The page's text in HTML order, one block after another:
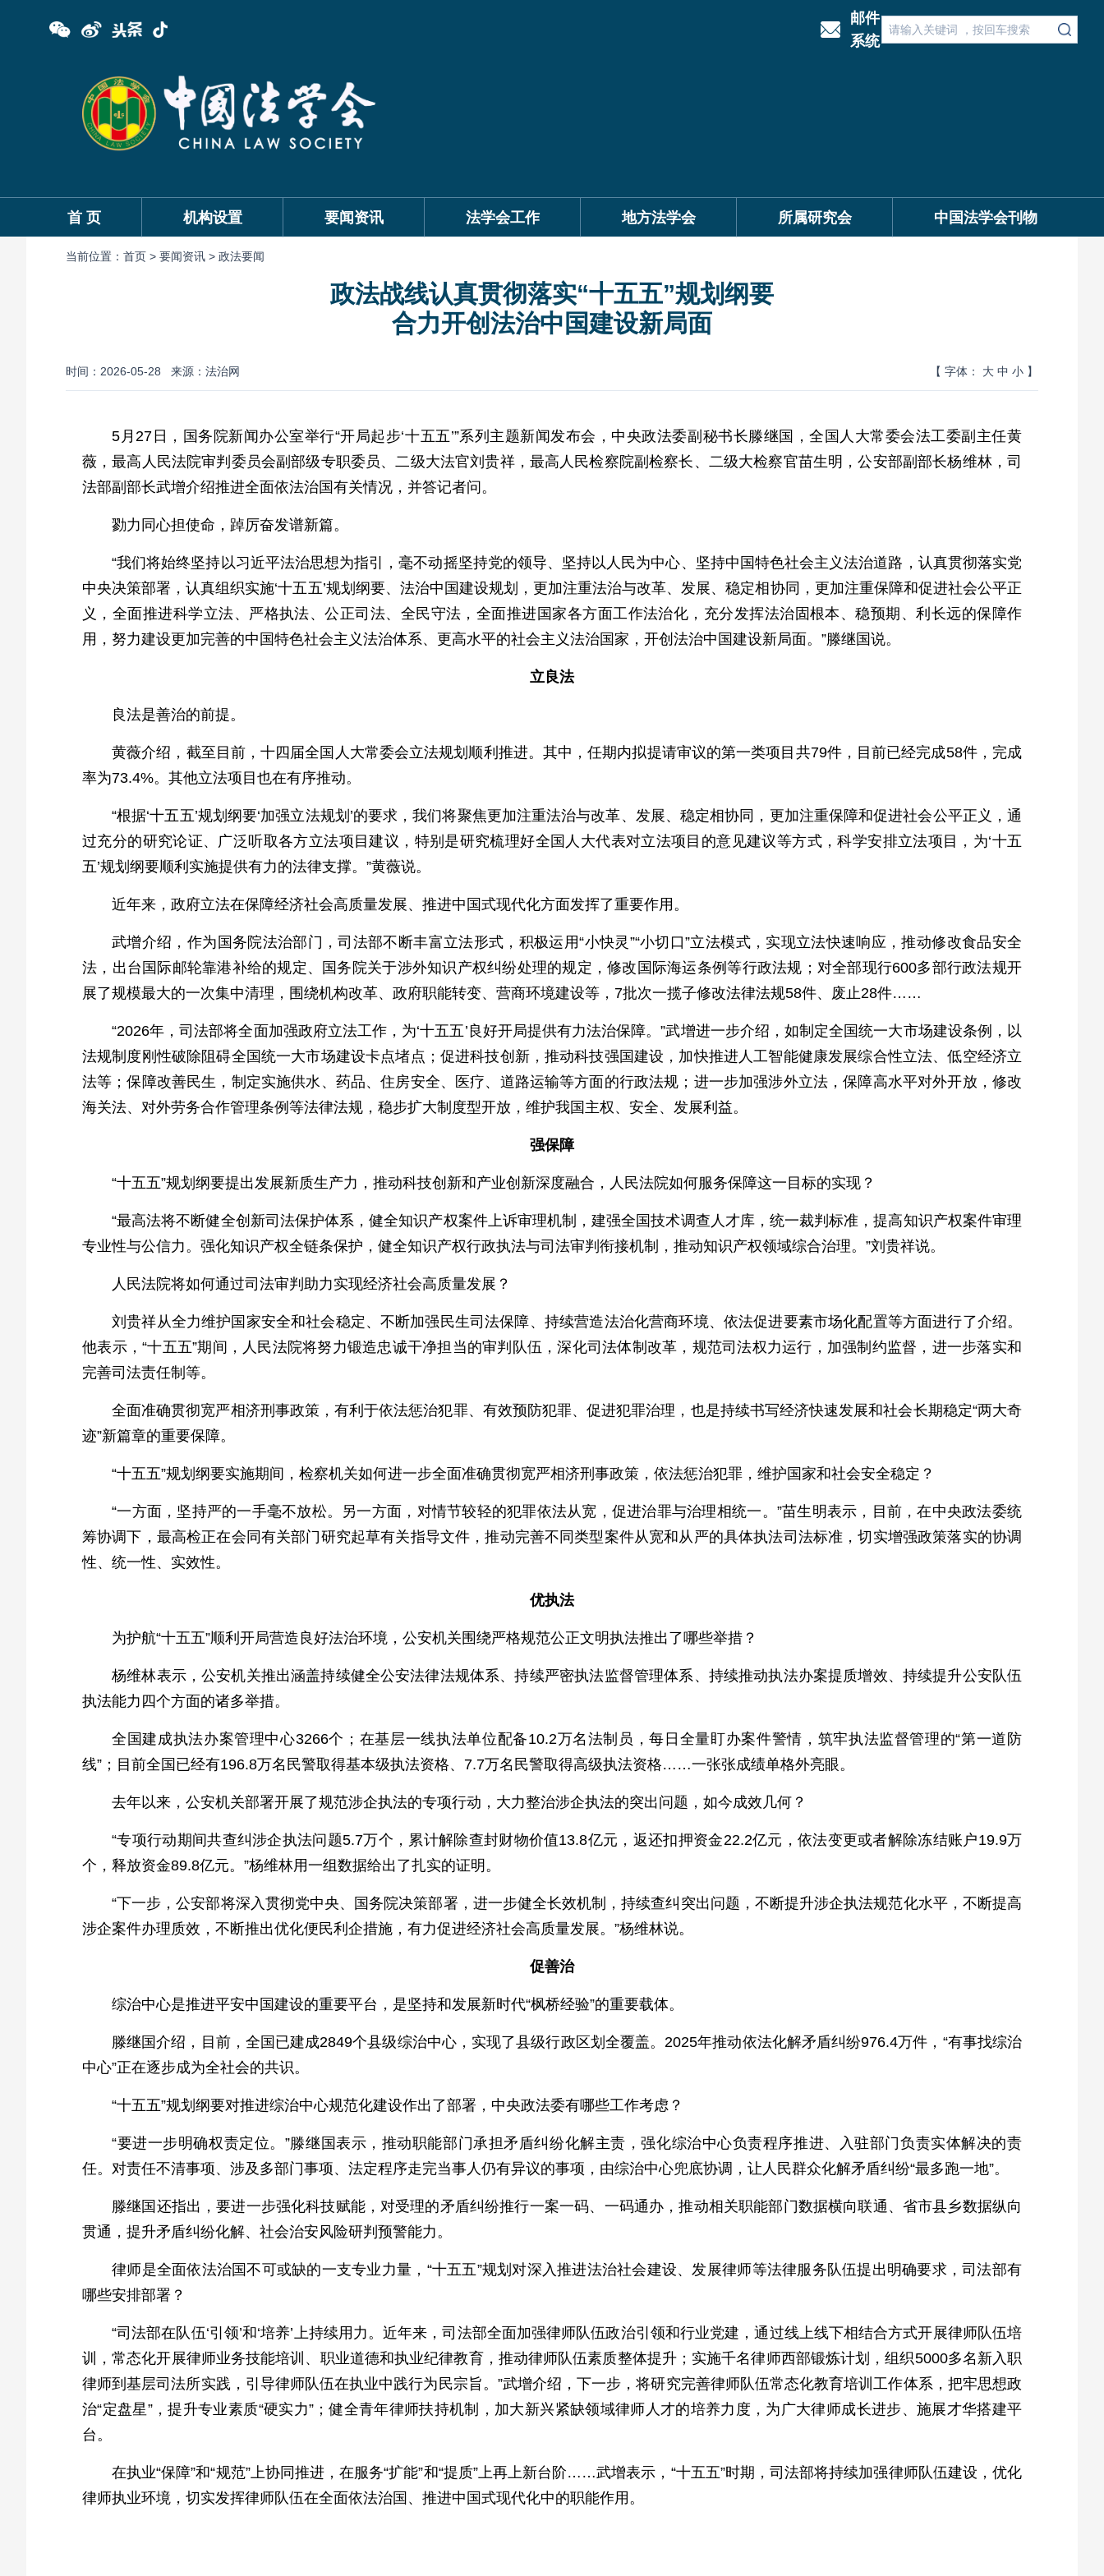
邮件
系统
首 页 机构设置 要闻资讯 法学会工作 地方法学会 所属研究会 中国法学会刊物
当前位置： 首页 > 要闻资讯 > 政法要闻
政法战线认真贯彻落实“十五五”规划纲要
合力开创法治中国建设新局面
时间：2026-05-28 来源：法治网 【 字体： 大 中 小 】
5月27日，国务院新闻办公室举行“开局起步‘十五五’”系列主题新闻发布会，中央政法委副秘书长滕继国，全国人大常委会法工委副主任黄
薇，最高人民法院审判委员会副部级专职委员、二级大法官刘贵祥，最高人民检察院副检察长、二级大检察官苗生明，公安部副部长杨维林，司
法部副部长武增介绍推进全面依法治国有关情况，并答记者问。
勠力同心担使命，踔厉奋发谱新篇。
“我们将始终坚持以习近平法治思想为指引，毫不动摇坚持党的领导、坚持以人民为中心、坚持中国特色社会主义法治道路，认真贯彻落实党
中央决策部署，认真组织实施‘十五五’规划纲要、法治中国建设规划，更加注重法治与改革、发展、稳定相协同，更加注重保障和促进社会公平正
义，全面推进科学立法、严格执法、公正司法、全民守法，全面推进国家各方面工作法治化，充分发挥法治固根本、稳预期、利长远的保障作
用，努力建设更加完善的中国特色社会主义法治体系、更高水平的社会主义法治国家，开创法治中国建设新局面。”滕继国说。
立良法
良法是善治的前提。
黄薇介绍，截至目前，十四届全国人大常委会立法规划顺利推进。其中，任期内拟提请审议的第一类项目共79件，目前已经完成58件，完成
率为73.4%。其他立法项目也在有序推动。
“根据‘十五五’规划纲要‘加强立法规划’的要求，我们将聚焦更加注重法治与改革、发展、稳定相协同，更加注重保障和促进社会公平正义，通
过充分的研究论证、广泛听取各方立法项目建议，特别是研究梳理好全国人大代表对立法项目的意见建议等方式，科学安排立法项目，为‘十五
五’规划纲要顺利实施提供有力的法律支撑。”黄薇说。
近年来，政府立法在保障经济社会高质量发展、推进中国式现代化方面发挥了重要作用。
武增介绍，作为国务院法治部门，司法部不断丰富立法形式，积极运用“小快灵”“小切口”立法模式，实现立法快速响应，推动修改食品安全
法，出台国际邮轮靠港补给的规定、国务院关于涉外知识产权纠纷处理的规定，修改国际海运条例等行政法规；对全部现行600多部行政法规开
展了规模最大的一次集中清理，围绕机构改革、政府职能转变、营商环境建设等，7批次一揽子修改法律法规58件、废止28件……
“2026年，司法部将全面加强政府立法工作，为‘十五五’良好开局提供有力法治保障。”武增进一步介绍，如制定全国统一大市场建设条例，以
法规制度刚性破除阻碍全国统一大市场建设卡点堵点；促进科技创新，推动科技强国建设，加快推进人工智能健康发展综合性立法、低空经济立
法等；保障改善民生，制定实施供水、药品、住房安全、医疗、道路运输等方面的行政法规；进一步加强涉外立法，保障高水平对外开放，修改
海关法、对外劳务合作管理条例等法律法规，稳步扩大制度型开放，维护我国主权、安全、发展利益。
强保障
“十五五”规划纲要提出发展新质生产力，推动科技创新和产业创新深度融合，人民法院如何服务保障这一目标的实现？
“最高法将不断健全创新司法保护体系，健全知识产权案件上诉审理机制，建强全国技术调查人才库，统一裁判标准，提高知识产权案件审理
专业性与公信力。强化知识产权全链条保护，健全知识产权行政执法与司法审判衔接机制，推动知识产权领域综合治理。”刘贵祥说。
人民法院将如何通过司法审判助力实现经济社会高质量发展？
刘贵祥从全力维护国家安全和社会稳定、不断加强民生司法保障、持续营造法治化营商环境、依法促进要素市场化配置等方面进行了介绍。
他表示，“十五五”期间，人民法院将努力锻造忠诚干净担当的审判队伍，深化司法体制改革，规范司法权力运行，加强制约监督，进一步落实和
完善司法责任制等。
全面准确贯彻宽严相济刑事政策，有利于依法惩治犯罪、有效预防犯罪、促进犯罪治理，也是持续书写经济快速发展和社会长期稳定“两大奇
迹”新篇章的重要保障。
“十五五”规划纲要实施期间，检察机关如何进一步全面准确贯彻宽严相济刑事政策，依法惩治犯罪，维护国家和社会安全稳定？
“一方面，坚持严的一手毫不放松。另一方面，对情节较轻的犯罪依法从宽，促进治罪与治理相统一。”苗生明表示，目前，在中央政法委统
筹协调下，最高检正在会同有关部门研究起草有关指导文件，推动完善不同类型案件从宽和从严的具体执法司法标准，切实增强政策落实的协调
性、统一性、实效性。
优执法
为护航“十五五”顺利开局营造良好法治环境，公安机关围绕严格规范公正文明执法推出了哪些举措？
杨维林表示，公安机关推出涵盖持续健全公安法律法规体系、持续严密执法监督管理体系、持续推动执法办案提质增效、持续提升公安队伍
执法能力四个方面的诸多举措。
全国建成执法办案管理中心3266个；在基层一线执法单位配备10.2万名法制员，每日全量盯办案件警情，筑牢执法监督管理的“第一道防
线”；目前全国已经有196.8万名民警取得基本级执法资格、7.7万名民警取得高级执法资格……一张张成绩单格外亮眼。
去年以来，公安机关部署开展了规范涉企执法的专项行动，大力整治涉企执法的突出问题，如今成效几何？
“专项行动期间共查纠涉企执法问题5.7万个，累计解除查封财物价值13.8亿元，返还扣押资金22.2亿元，依法变更或者解除冻结账户19.9万
个，释放资金89.8亿元。”杨维林用一组数据给出了扎实的证明。
“下一步，公安部将深入贯彻党中央、国务院决策部署，进一步健全长效机制，持续查纠突出问题，不断提升涉企执法规范化水平，不断提高
涉企案件办理质效，不断推出优化便民利企措施，有力促进经济社会高质量发展。”杨维林说。
促善治
综治中心是推进平安中国建设的重要平台，是坚持和发展新时代“枫桥经验”的重要载体。
滕继国介绍，目前，全国已建成2849个县级综治中心，实现了县级行政区划全覆盖。2025年推动依法化解矛盾纠纷976.4万件，“有事找综治
中心”正在逐步成为全社会的共识。
“十五五”规划纲要对推进综治中心规范化建设作出了部署，中央政法委有哪些工作考虑？
“要进一步明确权责定位。”滕继国表示，推动职能部门承担矛盾纠纷化解主责，强化综治中心负责程序推进、入驻部门负责实体解决的责
任。对责任不清事项、涉及多部门事项、法定程序走完当事人仍有异议的事项，由综治中心兜底协调，让人民群众化解矛盾纠纷“最多跑一地”。
滕继国还指出，要进一步强化科技赋能，对受理的矛盾纠纷推行一案一码、一码通办，推动相关职能部门数据横向联通、省市县乡数据纵向
贯通，提升矛盾纠纷化解、社会治安风险研判预警能力。
律师是全面依法治国不可或缺的一支专业力量，“十五五”规划对深入推进法治社会建设、发展律师等法律服务队伍提出明确要求，司法部有
哪些安排部署？
“司法部在队伍‘引领’和‘培养’上持续用力。近年来，司法部全面加强律师队伍政治引领和行业党建，通过线上线下相结合方式开展律师队伍培
训，常态化开展律师业务技能培训、职业道德和执业纪律教育，推动律师队伍素质整体提升；实施千名律师西部锻炼计划，组织5000多名新入职
律师到基层司法所实践，引导律师队伍在执业中践行为民宗旨。”武增介绍，下一步，将研究完善律师队伍常态化教育培训工作体系，把牢思想政
治“定盘星”，提升专业素质“硬实力”；健全青年律师扶持机制，加大新兴紧缺领域律师人才的培养力度，为广大律师成长进步、施展才华搭建平
台。
在执业“保障”和“规范”上协同推进，在服务“扩能”和“提质”上再上新台阶……武增表示，“十五五”时期，司法部将持续加强律师队伍建设，优化
律师执业环境，切实发挥律师队伍在全面依法治国、推进中国式现代化中的职能作用。